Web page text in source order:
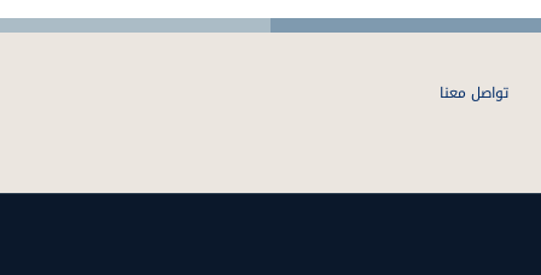
تواصل معنا